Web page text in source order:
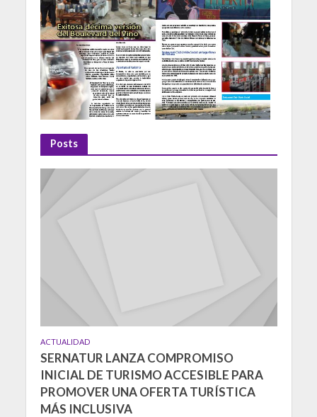
Posts
ACTUALIDAD
SERNATUR LANZA COMPROMISO
INICIAL DE TURISMO ACCESIBLE PARA
PROMOVER UNA OFERTA TURÍSTICA
MÁS INCLUSIVA